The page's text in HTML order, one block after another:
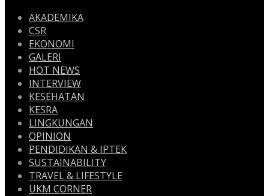
AKADEMIKA
CSR
EKONOMI
GALERI
HOT NEWS
INTERVIEW
KESEHATAN
KESRA
LINGKUNGAN
OPINION
PENDIDIKAN & IPTEK
SUSTAINABILITY
TRAVEL & LIFESTYLE
UKM CORNER